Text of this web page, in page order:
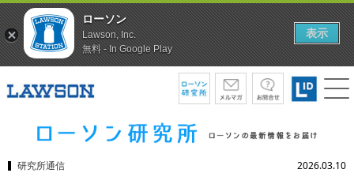
研究所通信 2026.03.10
ローソン
Lawson, Inc.
無料 - In Google Play
表示